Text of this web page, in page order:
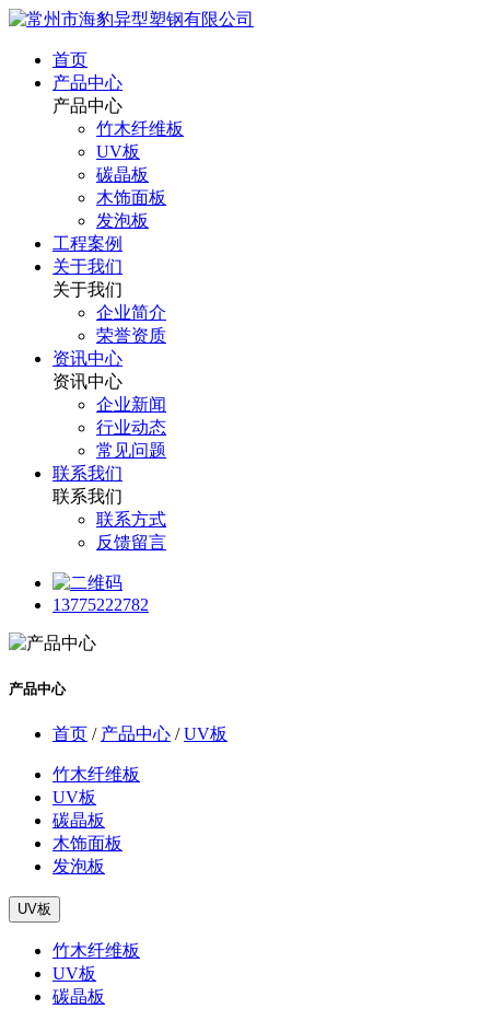
首页
产品中心
产品中心
竹木纤维板
UV板
碳晶板
木饰面板
发泡板
工程案例
关于我们
关于我们
企业简介
荣誉资质
资讯中心
资讯中心
企业新闻
行业动态
常见问题
联系我们
联系我们
联系方式
反馈留言
13775222782
产品中心
首页 / 产品中心 /UV板
竹木纤维板
UV板
碳晶板
木饰面板
发泡板
UV板
竹木纤维板
UV板
碳晶板